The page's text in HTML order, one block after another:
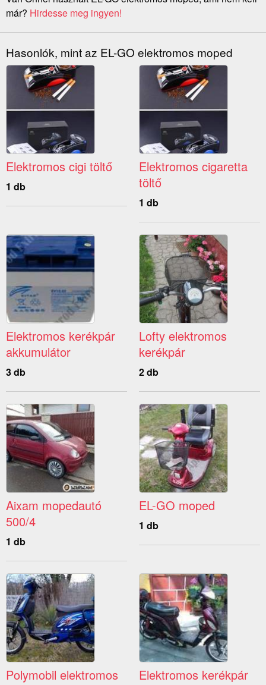
már? Hirdesse meg ingyen!
Hasonlók, mint az EL-GO elektromos moped
Elektromos cigi töltő
1 db
Elektromos cigaretta
töltő
1 db
Elektromos kerékpár
akkumulátor
3 db
Lofty elektromos
kerékpár
2 db
Aixam mopedautó
500/4
1 db
EL-GO moped
1 db
Polymobil elektromos
Elektromos kerékpár